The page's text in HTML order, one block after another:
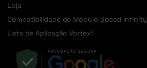
Loja
Compatibilidade do Módulo Speed Infinity
Lista de Aplicação Vortex1